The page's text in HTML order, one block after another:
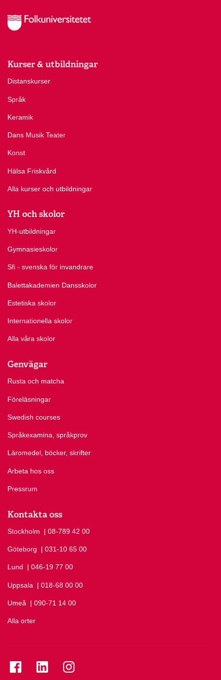
Kurser & utbildningar
Distanskurser
Språk
Keramik
Dans Musik Teater
Konst
Hälsa Friskvård
Alla kurser och utbildningar
YH och skolor
YH-utbildningar
Gymnasieskolor
Sfi - svenska för invandrare
Balettakademien Dansskolor
Estetiska skolor
Internationella skolor
Alla våra skolor
Genvägar
Rusta och matcha
Föreläsningar
Swedish courses
Språkexamina, språkprov
Läromedel, böcker, skrifter
Arbeta hos oss
Pressrum
Kontakta oss
Stockholm Ring Stockholm på
| 08-789 42 00
Göteborg Ring Göteborg på
| 031-10 65 00
Lund Ring Lund på
| 046-19 77 00
Uppsala Ring Uppsala på
| 018-68 00 00
Umeå Ring Umeå på
| 090-71 14 00
Alla orter
Se folkuniversitetet på Facebook
Se folkuniversitetet på LinkedIn